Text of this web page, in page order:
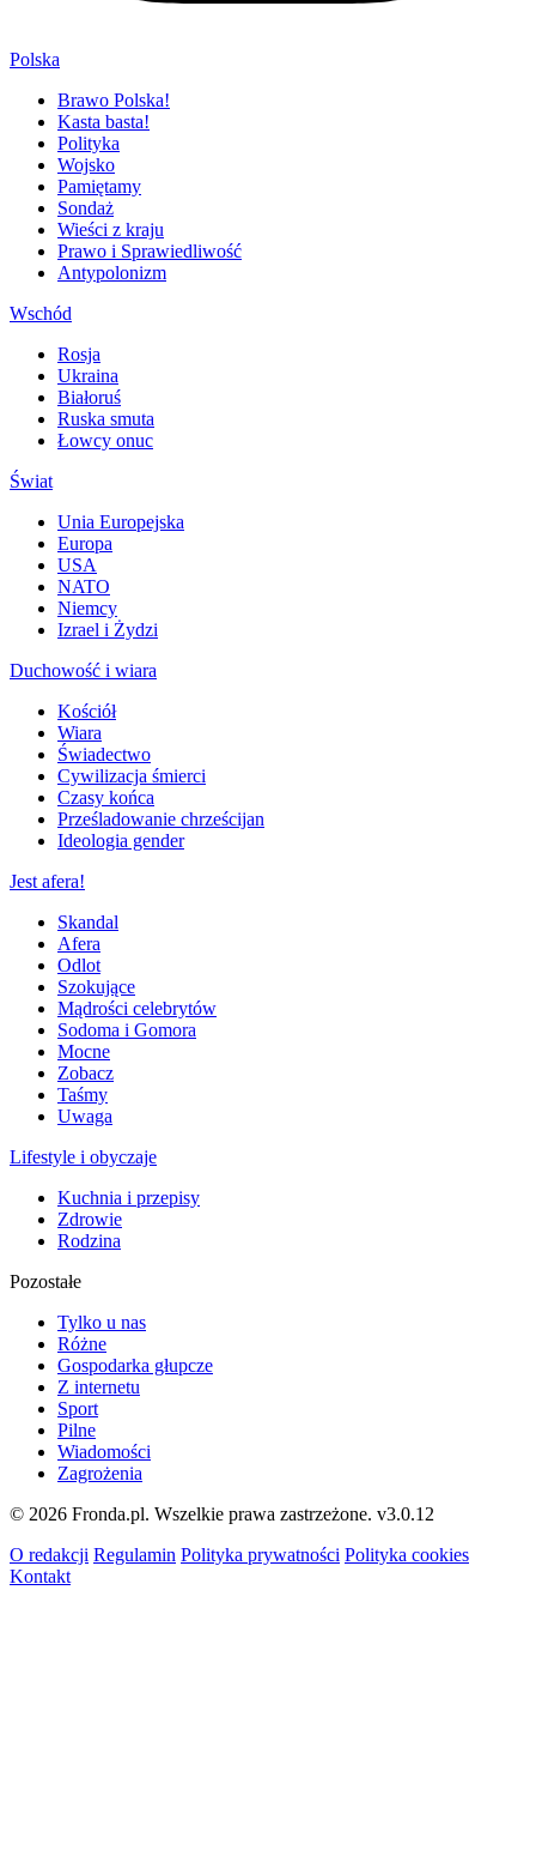
Polska
Brawo Polska!
Kasta basta!
Polityka
Wojsko
Pamiętamy
Sondaż
Wieści z kraju
Prawo i Sprawiedliwość
Antypolonizm
Wschód
Rosja
Ukraina
Białoruś
Ruska smuta
Łowcy onuc
Świat
Unia Europejska
Europa
USA
NATO
Niemcy
Izrael i Żydzi
Duchowość i wiara
Kościół
Wiara
Świadectwo
Cywilizacja śmierci
Czasy końca
Prześladowanie chrześcijan
Ideologia gender
Jest afera!
Skandal
Afera
Odlot
Szokujące
Mądrości celebrytów
Sodoma i Gomora
Mocne
Zobacz
Taśmy
Uwaga
Lifestyle i obyczaje
Kuchnia i przepisy
Zdrowie
Rodzina
Pozostałe
Tylko u nas
Różne
Gospodarka głupcze
Z internetu
Sport
Pilne
Wiadomości
Zagrożenia
© 2026 Fronda.pl. Wszelkie prawa zastrzeżone. v3.0.12
O redakcji Regulamin Polityka prywatności Polityka cookies
Kontakt